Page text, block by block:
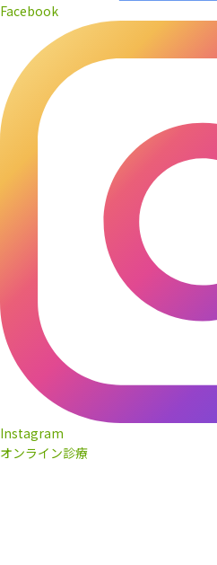
Facebook
Instagram
オンライン診療